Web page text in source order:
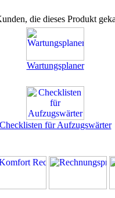
die dieses Produkt
Wartungsplaner
Checklisten für Aufzugswärter